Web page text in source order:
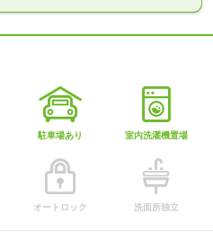
駐車場あり 室内洗濯機置場
オートロック 洗面所独立